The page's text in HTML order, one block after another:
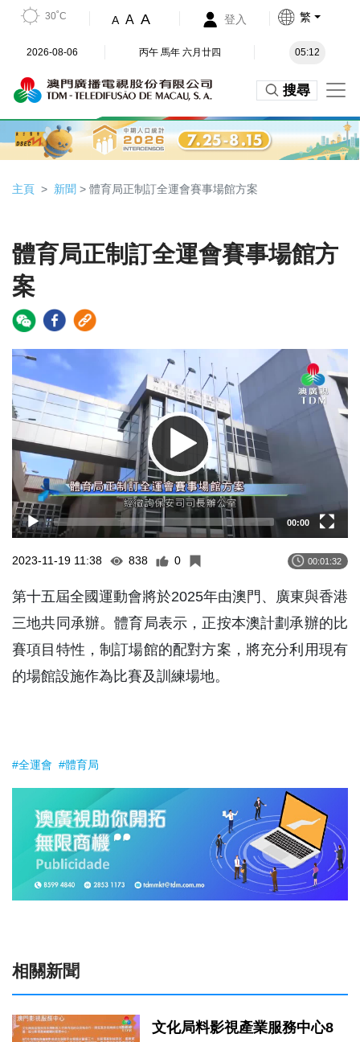
30˚C A A A 登入 繁
2026-08-06 丙午 馬年 六月廿四 05:12
搜尋
主頁 新聞 > 體育局正制訂全運會賽事場館方案
體育局正制訂全運會賽事場館方
案
Video
Player
00:00
2023-11-19 11:38 838 0 00:01:32
第十五屆全國運動會將於2025年由澳門、廣東與香港
三地共同承辦。體育局表示，正按本澳計劃承辦的比
賽項目特性，制訂場館的配對方案，將充分利用現有
的場館設施作為比賽及訓練場地。
#全運會 #體育局
相關新聞
文化局料影視產業服務中心8